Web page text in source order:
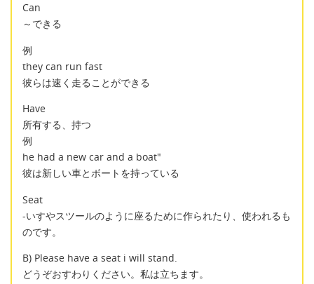
Can
～できる
例
they can run fast
彼らは速く走ることができる
Have
所有する、持つ
例
he had a new car and a boat"
彼は新しい車とボートを持っている
Seat
-いすやスツールのように座るために作られたり、使われるも
のです。
B) Please have a seat i will stand.
どうぞおすわりください。私は立ちます。